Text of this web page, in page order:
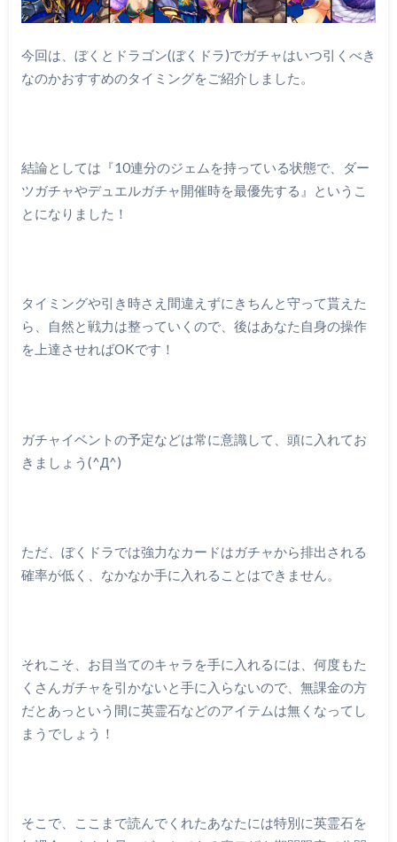
今回は、ぼくとドラゴン(ぼくドラ)でガチャはいつ引くべき
なのかおすすめのタイミングをご紹介しました。
結論としては『10連分のジェムを持っている状態で、ダー
ツガチャやデュエルガチャ開催時を最優先する』というこ
とになりました！
タイミングや引き時さえ間違えずにきちんと守って貰えた
ら、自然と戦力は整っていくので、後はあなた自身の操作
を上達させればOKです！
ガチャイベントの予定などは常に意識して、頭に入れてお
きましょう(^Д^)
ただ、ぼくドラでは強力なカードはガチャから排出される
確率が低く、なかなか手に入れることはできません。
それこそ、お目当てのキャラを手に入れるには、何度もた
くさんガチャを引かないと手に入らないので、無課金の方
だとあっという間に英霊石などのアイテムは無くなってし
まうでしょう！
そこで、ここまで読んでくれたあなたには特別に英霊石を